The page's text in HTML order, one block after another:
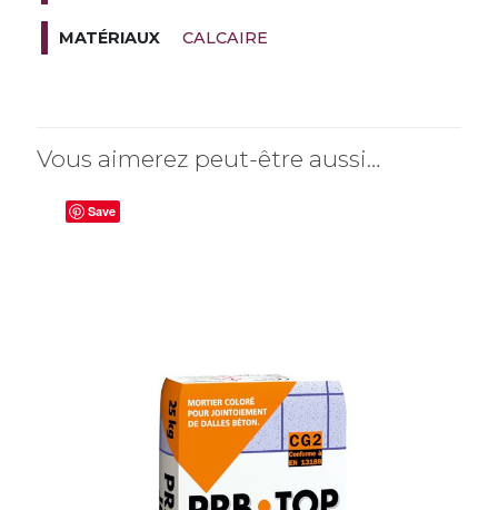
MATÉRIAUX CALCAIRE
Vous aimerez peut-être aussi…
Save